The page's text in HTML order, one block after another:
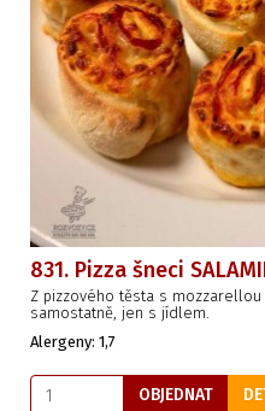
831. Pizza šneci
Z pizzového těsta s
samostatně, jen s jídlem.
Alergeny: 1,7
OBJEDNAT